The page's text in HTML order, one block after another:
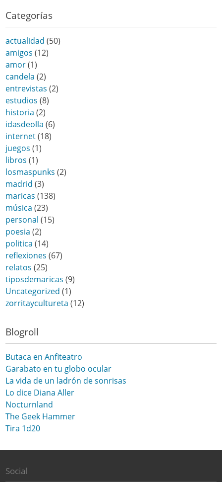
Categorías
actualidad (50)
amigos (12)
amor(1)
candela (2)
entrevistas (2)
estudios (8)
historia (2)
idasdeolla (6)
internet(18)
juegos (1)
libros (1)
losmaspunks (2)
madrid (3)
maricas (138)
música (23)
personal (15)
poesia (2)
politica (14)
reflexiones (67)
relatos (25)
tiposdemaricas (9)
Uncategorized (1)
zorritaycultureta (12)
Blogroll
Butaca en Anfiteatro
Garabato en tu globo ocular
La vida de un ladrón de sonrisas
Lo dice Diana Aller
Nocturnland
The Geek Hammer
Tira 1d20
Social